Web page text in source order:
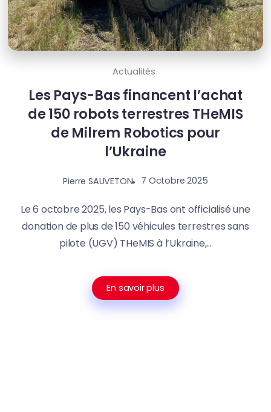
Actualités
Les Pays-Bas financent l’achat
de 150 robots terrestres THeMIS
de Milrem Robotics pour
l’Ukraine
Pierre SAUVETON 7 Octobre 2025
Le 6 octobre 2025, les Pays-Bas ont officialisé une
donation de plus de 150 véhicules terrestres sans
pilote (UGV) THeMIS à l’Ukraine,...
En savoir plus